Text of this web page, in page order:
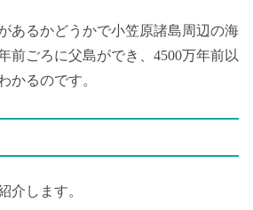
あるかどうかで小笠原諸島周辺の海
前ごろに父島ができ、4500万年前以
かるのです。
介します。